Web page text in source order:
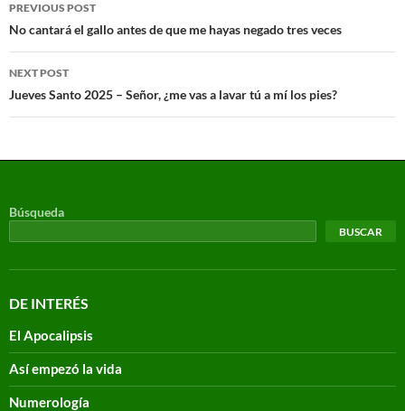
PREVIOUS POST
No cantará el gallo antes de que me hayas negado tres veces
NEXT POST
Jueves Santo 2025 – Señor, ¿me vas a lavar tú a mí los pies?
Búsqueda
BUSCAR
DE INTERÉS
El Apocalipsis
Así empezó la vida
Numerología